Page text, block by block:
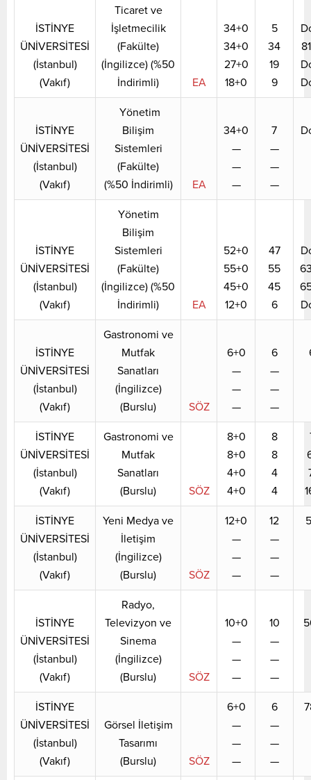
İSTİNYE
ÜNİVERSİTESİ
(İstanbul)
(Vakıf)
Ticaret ve
İşletmecilik
(Fakülte)
(İngilizce) (%50
İndirimli)
EA
34+0
34+0
27+0
18+0
5
34
19
9
İSTİNYE
ÜNİVERSİTESİ
(İstanbul)
(Vakıf)
Yönetim
Bilişim
Sistemleri
(Fakülte)
(%50 İndirimli)
EA
34+0
—
—
—
7
—
—
—
İSTİNYE
ÜNİVERSİTESİ
(İstanbul)
(Vakıf)
Yönetim
Bilişim
Sistemleri
(Fakülte)
(İngilizce) (%50
İndirimli)
EA
52+0
55+0
45+0
12+0
47
55
45
6
İSTİNYE
ÜNİVERSİTESİ
(İstanbul)
(Vakıf)
Gastronomi ve
Mutfak
Sanatları
(İngilizce)
(Burslu)
SÖZ
6+0
—
—
—
6
—
—
—
İSTİNYE
ÜNİVERSİTESİ
(İstanbul)
(Vakıf)
Gastronomi ve
Mutfak
Sanatları
(Burslu)
SÖZ
8+0
8+0
4+0
4+0
8
8
4
4
İSTİNYE
ÜNİVERSİTESİ
(İstanbul)
(Vakıf)
Yeni Medya ve
İletişim
(İngilizce)
(Burslu)
SÖZ
12+0
—
—
—
12
—
—
—
İSTİNYE
ÜNİVERSİTESİ
(İstanbul)
(Vakıf)
Radyo,
Televizyon ve
Sinema
(İngilizce)
(Burslu)
SÖZ
10+0
—
—
—
10
—
—
—
İSTİNYE
ÜNİVERSİTESİ
(İstanbul)
(Vakıf)
Görsel İletişim
Tasarımı
(Burslu)
SÖZ
6+0
—
—
—
6
—
—
—